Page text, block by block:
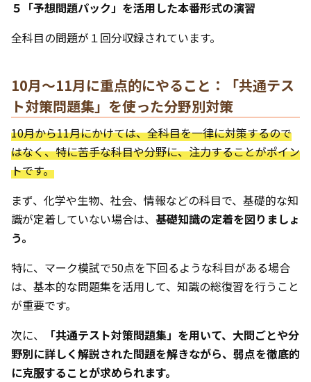
５「予想問題パック」を活用した本番形式の演習
全科目の問題が１回分収録されています。
10月〜11月に重点的にやること：「共通テス
ト対策問題集」を使った分野別対策
10月から11月にかけては、全科目を一律に対策するので
はなく、特に苦手な科目や分野に、注力することがポイン
トです。
まず、化学や生物、社会、情報などの科目で、基礎的な知
識が定着していない場合は、 基礎知識の定着を図りましょ
う。
特に、マーク模試で50点を下回るような科目がある場合
は、基本的な問題集を活用して、知識の総復習を行うこと
が重要です。
次に、
「共通テスト対策問題集」を用いて、大問ごとや分
野別に詳しく解説された問題を解きながら、弱点を徹底的
に克服することが求められます。